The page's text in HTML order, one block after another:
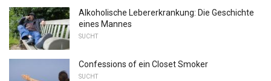
Alkoholische Lebererkrankung: Die Geschichte
eines Mannes
SUCHT
Confessions of ein Closet Smoker
SUCHT